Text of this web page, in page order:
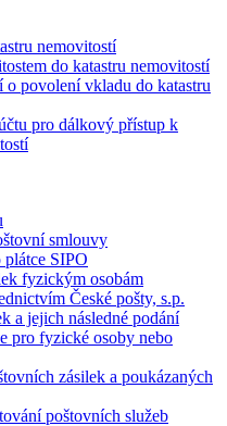
nemovitostí
do katastru nemovitostí
o povolení vkladu do katastru
pro dálkový přístup k
smlouvy
plátce SIPO
fyzickým osobám
České pošty, s.p.
a jejich následné podání
pro fyzické osoby nebo
zásilek a poukázaných
poštovních služeb